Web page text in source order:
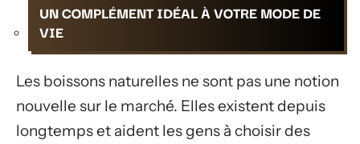
UN COMPLÉMENT IDÉAL À VOTRE MODE DE
VIE
Les boissons naturelles ne sont pas une notion
nouvelle sur le marché. Elles existent depuis
longtemps et aident les gens à choisir des